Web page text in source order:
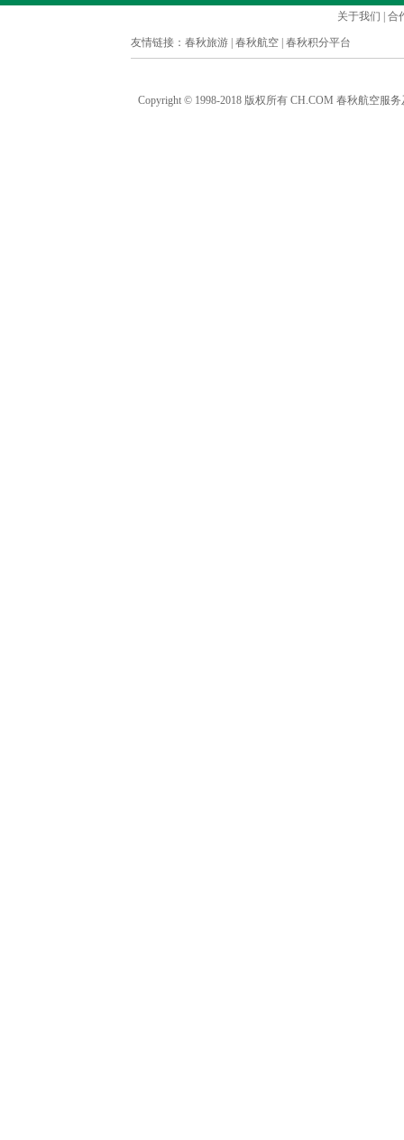
关于我们
合
友情链接： 春秋旅游 春秋航空 春秋积分平台
Copyright © 1998-2018 版权所有 CH.COM 春秋航空服